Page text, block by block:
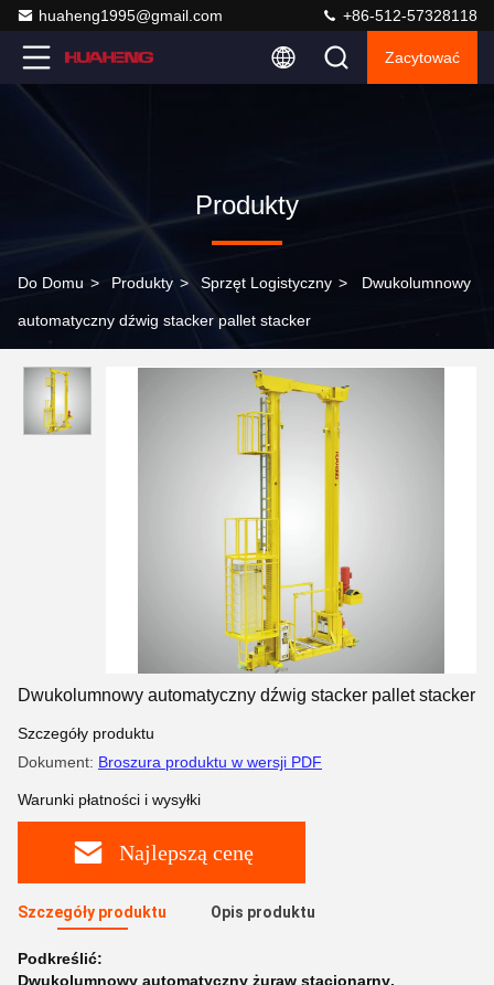
huaheng1995@gmail.com +86-512-57328118
Zacytować
Produkty
Do Domu > Produkty > Sprzęt Logistyczny > Dwukolumnowy
automatyczny dźwig stacker pallet stacker
Dwukolumnowy automatyczny dźwig stacker pallet stacker
Szczegóły produktu
Dokument: Broszura produktu w wersji PDF
Warunki płatności i wysyłki
Najlepszą cenę
Szczegóły produktu Opis produktu
Podkreślić:
Dwukolumnowy automatyczny żuraw stacjonarny,